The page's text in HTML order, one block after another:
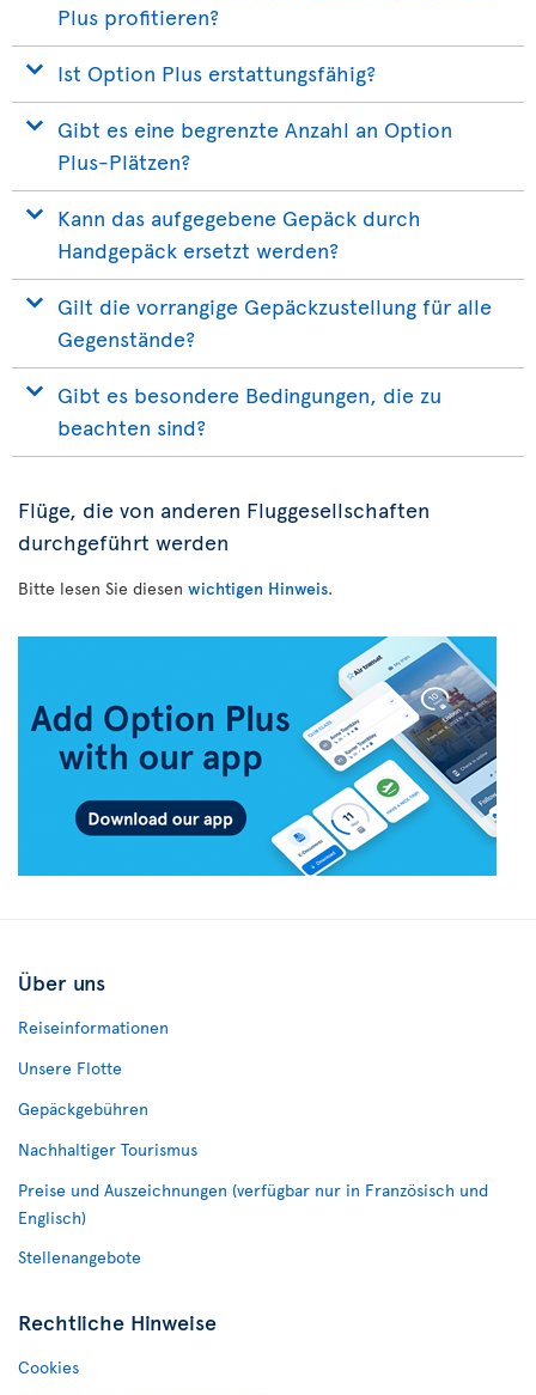
Plus profitieren?
Ist Option Plus erstattungsfähig?
Gibt es eine begrenzte Anzahl an Option
Plus-Plätzen?
Kann das aufgegebene Gepäck durch
Handgepäck ersetzt werden?
Gilt die vorrangige Gepäckzustellung für alle
Gegenstände?
Gibt es besondere Bedingungen, die zu
beachten sind?
Flüge, die von anderen Fluggesellschaften
durchgeführt werden
Bitte lesen Sie diesen wichtigen Hinweis.
Über uns
Reiseinformationen
Unsere Flotte
Gepäckgebühren
Nachhaltiger Tourismus
Preise und Auszeichnungen (verfügbar nur in Französisch und
Englisch)
Stellenangebote
Rechtliche Hinweise
Cookies